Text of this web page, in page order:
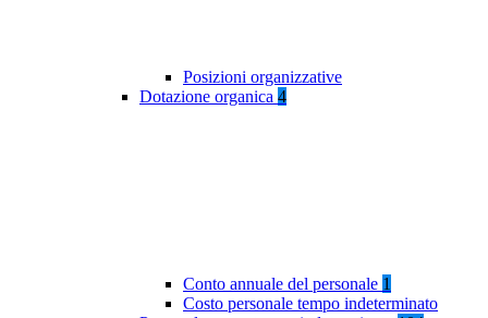
Posizioni organizzative
Dotazione organica 4
Conto annuale del personale 1
Costo personale tempo indeterminato